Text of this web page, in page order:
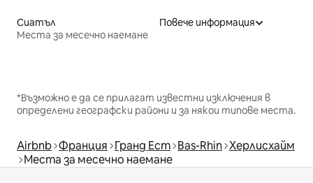
Сиатъл
Места за месечно наемане
Повече информация
*Възможно е да се прилагат известни изключения в
определени географски райони и за някои типове места.
Airbnb Франция Гранд Ест Bas-Rhin Херлисхайм
Места за месечно наемане